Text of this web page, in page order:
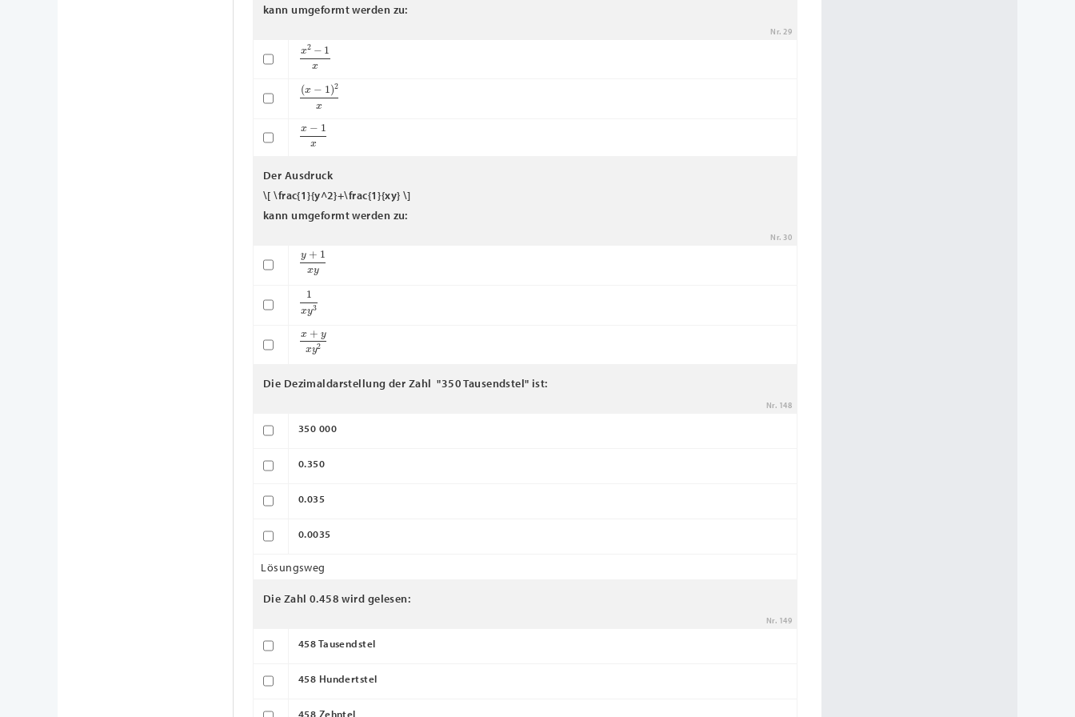
kann umgeformt werden zu:
Nr. 29
x2−1 x
(x−1) 2x
x−1 x
Der Ausdruck
\[ \frac{1}{y^2}+\frac{1}{xy} \]
kann umgeformt werden zu:
Nr. 30
y+1 xy
xy
x+yxy
Die Dezimaldarstellung der Zahl "350 Tausendstel" ist:
Nr. 148
350 000
0.350
0.035
0.0035
Lösungsweg
Die Zahl 0.458 wird gelesen:
Nr. 149
458 Tausendstel
458 Hundertstel
458 Zehntel